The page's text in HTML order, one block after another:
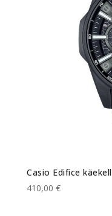
Casio Edifice
410,00 €